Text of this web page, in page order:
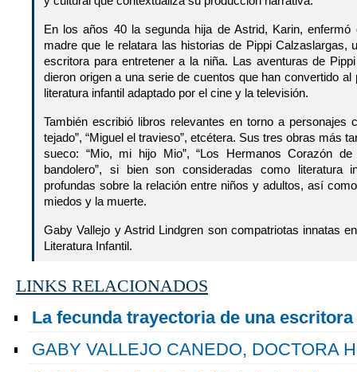
En los años 40 la segunda hija de Astrid, Karin,
madre que le relatara las historias de Pippi Calzaslargas,
escritora para entretener a la niña. Las aventuras de
dieron origen a una serie de cuentos que han convertido
literatura infantil adaptado por el cine y la televisión.
También escribió libros relevantes en torno a personajes
tejado”, “Miguel el travieso”, etcétera. Sus tres obras más
sueco: “Mio, mi hijo Mio”, “Los Hermanos Corazón
bandolero”, si bien son consideradas como literatura
profundas sobre la relación entre niños y adultos, así
miedos y la muerte.
Gaby Vallejo y Astrid Lindgren son compatriotas innatas
Literatura Infantil.
LINKS RELACIONADOS
La fecunda trayectoria de una
GABY VALLEJO CANEDO, DOCTORA